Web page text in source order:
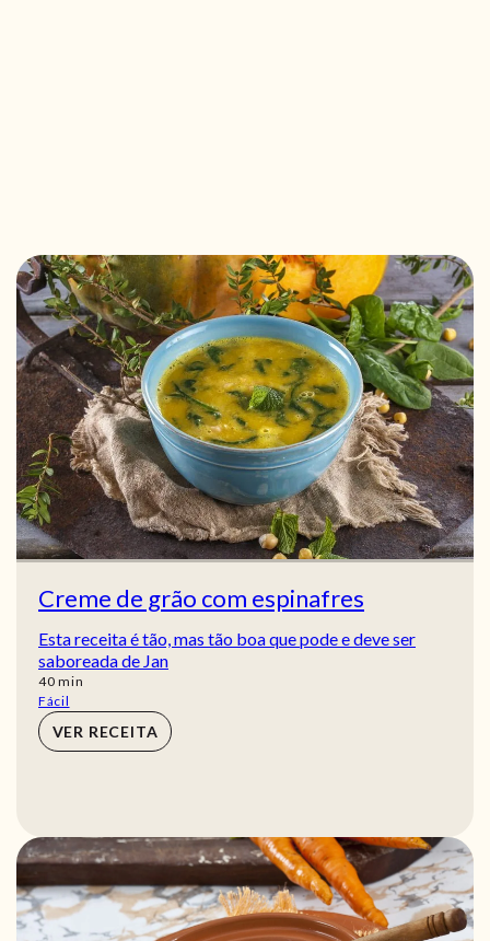
Creme de grão com espinafres
Esta receita é tão, mas tão boa que pode e deve ser
saboreada de Jan
40min
min
Fácil
VER RECEITA